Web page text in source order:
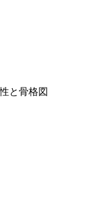
と骨格図